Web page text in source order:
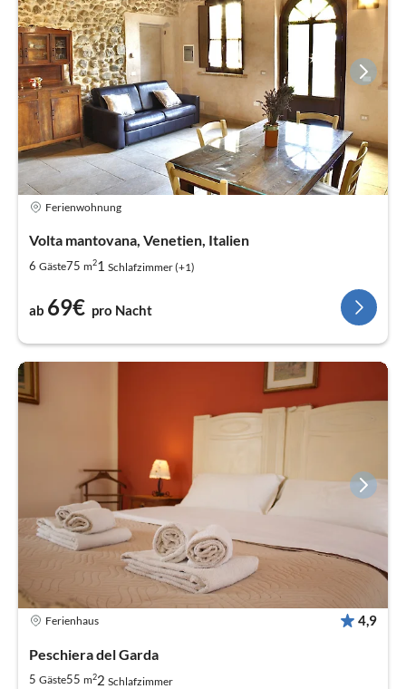
Ferienwohnung
Volta mantovana, Venetien, Italien
6 Gäste75 m21 Schlafzimmer (+1)
ab 69€ pro Nacht
Ferienhaus 4,9
Peschiera del Garda
5 Gäste55 m22 Schlafzimmer